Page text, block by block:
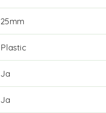
25mm
Plastic
Ja
Ja